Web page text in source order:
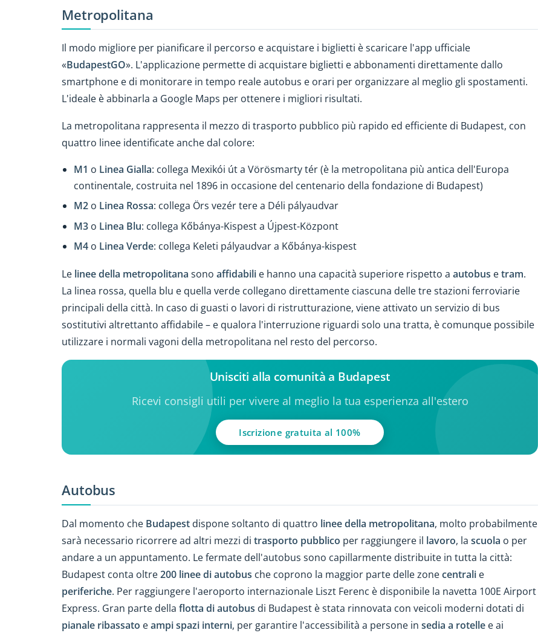
Metropolitana
Il modo migliore per pianificare il percorso e acquistare i biglietti è scaricare l'app ufficiale
«BudapestGO». L'applicazione permette di acquistare biglietti e abbonamenti direttamente dallo
smartphone e di monitorare in tempo reale autobus e orari per organizzare al meglio gli spostamenti.
L'ideale è abbinarla a Google Maps per ottenere i migliori risultati.
La metropolitana rappresenta il mezzo di trasporto pubblico più rapido ed efficiente di Budapest, con
quattro linee identificate anche dal colore:
M1 o Linea Gialla: collega Mexikói út a Vörösmarty tér (è la metropolitana più antica dell'Europa
continentale, costruita nel 1896 in occasione del centenario della fondazione di Budapest)
M2 o Linea Rossa: collega Örs vezér tere a Déli pályaudvar
M3 o Linea Blu: collega Kőbánya-Kispest a Újpest-Központ
M4 o Linea Verde: collega Keleti pályaudvar a Kőbánya-kispest
Le linee della metropolitana sono affidabili e hanno una capacità superiore rispetto a autobus etram.
La linea rossa, quella blu e quella verde collegano direttamente ciascuna delle tre stazioni ferroviarie
principali della città. In caso di guasti o lavori di ristrutturazione, viene attivato un servizio di bus
sostitutivi altrettanto affidabile – e qualora l'interruzione riguardi solo una tratta, è comunque possibile
utilizzare i normali vagoni della metropolitana nel resto del percorso.
Unisciti alla comunità a Budapest
Ricevi consigli utili per vivere al meglio la tua esperienza all'estero
Iscrizione gratuita al 100%
Autobus
Dal momento che Budapest dispone soltanto di quattro linee della metropolitana, molto probabilmente
sarà necessario ricorrere ad altri mezzi di trasporto pubblico per raggiungere il lavoro, la scuola o per
andare a un appuntamento. Le fermate dell'autobus sono capillarmente distribuite in tutta la città:
Budapest conta oltre200 linee di autobus che coprono la maggior parte delle zonecentrali e
periferiche. Per raggiungere l'aeroporto internazionale Liszt Ferenc è disponibile la navetta 100E Airport
Express. Gran parte della flotta di autobus di Budapest è stata rinnovata con veicoli moderni dotati di
pianale ribassato eampi spazi interni, per garantire l'accessibilità a persone in sedia a rotelle e ai